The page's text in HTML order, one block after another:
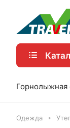
Горнолыжная
Одежда